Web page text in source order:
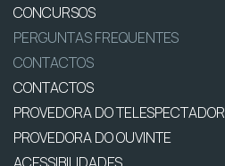
CONCURSOS
PERGUNTAS FREQUENTES
CONTACTOS
CONTACTOS
PROVEDORA DO TELESPECTADOR
PROVEDORA DO OUVINTE